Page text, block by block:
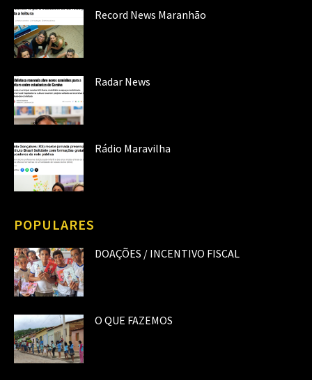
Record News Maranhão
Radar News
Rádio Maravilha
POPULARES
DOAÇÕES / INCENTIVO FISCAL
O QUE FAZEMOS